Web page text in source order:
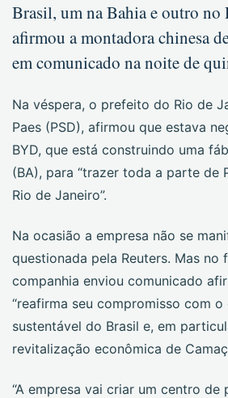
Brasil, um na Bahia e outro no
afirmou a montadora chinesa
em comunicado na noite de
Na véspera, o prefeito do Rio de
Paes (PSD), afirmou que estava
BYD, que está construindo uma
(BA), para “trazer toda a parte de
Rio de Janeiro”.
Na ocasião a empresa não se
questionada pela Reuters. Mas no
companhia enviou comunicado
“reafirma seu compromisso com
sustentável do Brasil e, em
revitalização econômica de
“A empresa vai criar um centro de